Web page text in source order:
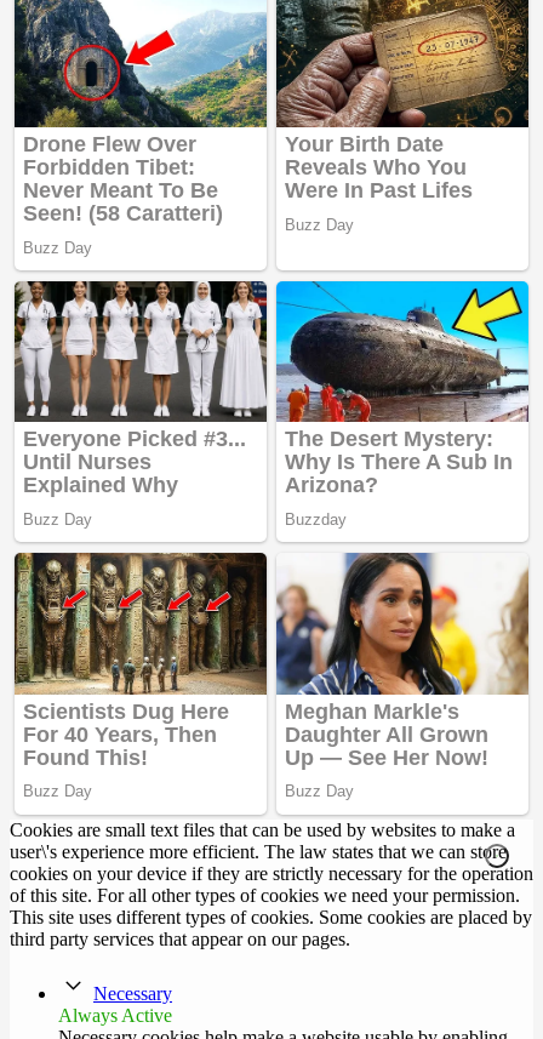
Cookies are small text files that can be used by websites to make a
user\'s experience more efficient. The law states that we can store
cookies on your device if they are strictly necessary for the operation
of this site. For all other types of cookies we need your permission.
This site uses different types of cookies. Some cookies are placed by
third party services that appear on our pages.
Necessary
Always Active